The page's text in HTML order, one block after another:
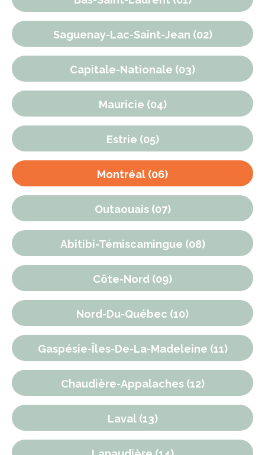
Saguenay-Lac-Saint-Jean (02)
Capitale-Nationale (03)
Mauricie (04)
Estrie (05)
Montréal (06)
Outaouais (07)
Abitibi-Témiscamingue (08)
Côte-Nord (09)
Nord-Du-Québec (10)
Gaspésie-Îles-De-La-Madeleine (11)
Chaudière-Appalaches (12)
Laval (13)